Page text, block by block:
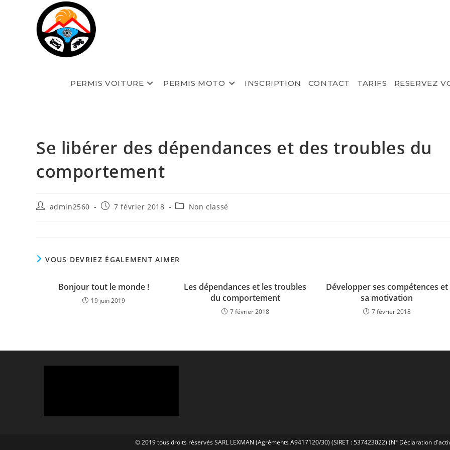
PERMIS VOITURE PERMIS MOTO INSCRIPTION CONTACT TARIFS RESERVEZ
Se libérer des dépendances et des troubles du
comportement
Auteur/autrice
admin2560
Publication
7 février 2018
PostNon classé
VOUS DEVRIEZ ÉGALEMENT AIMER
Bonjour tout le monde !
19 juin 2019
Les dépendances et les troubles
du comportement
7 février 2018
Développer ses compétences et
sa motivation
7 février 2018
© 2019 tous droits réservés SARL LEXMAN (Agréments A9417120/30) (SIRET : 537423022) (N° Déclaration